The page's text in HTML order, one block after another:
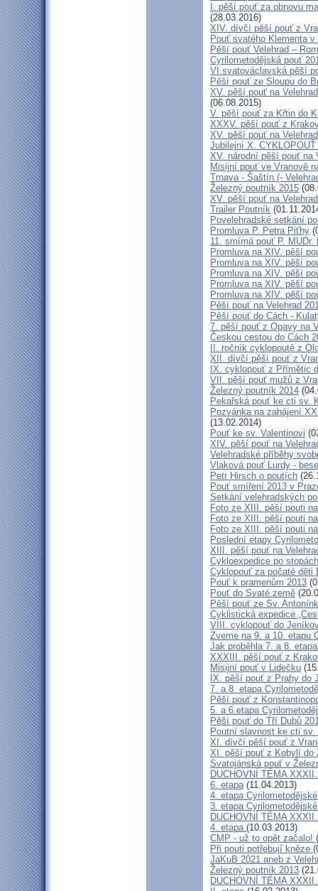
I. pěší pouť za obnovu
(28.03.2016)
XIV. dívčí pěší pouť z
Pouť svatého Klementa
Pěší pouť Velehrad –
Cyrilometodějská pouť
VI.svatováclavská pěší
Pěší pouť ze Sloupu do
XV. pěší pouť na
(06.08.2015)
V. pěší pouť za Křtin do
XXXV. pěší pouť z
XV. pěší pouť na
Jubilejní X.
XV. národní pěší pouť na
Misijní pouť ve Vranově
Trnava - Šaštín (-
Železný poutník 2015
XV. pěší pouť na
Trailer Poutník
Povelehradské setkání
Promluva P. Petra Piťhy
11. smírná pouť P.
Promluva na XIV. pěší
Promluva na XIV. pěší
Promluva na XIV. pěší
Promluva na XIV. pěší
Promluva na XIV. pěší
Pěší pouť na Velehrad
Pěší pouť do Cách -
7. pěší pouť z Opavy na
Českou cestou do Cách
II. ročník cyklopoutě z
XII. dívčí pěší pouť z
IX. cyklopouť z Přímětic
VII. pěší pouť mužů z
Železný poutník 2014
Pekařská pouť ke cti sv.
Pozvánka na zahájení
(13.02.2014)
Pouť ke sv. Valentinovi
XIV. pěší pouť na
Velehradské příběhy
Vlaková pouť Lurdy -
Petr Hirsch o poutích
Pouť smíření 2013 v
Setkání velehradských
Foto ze XIII. pěší pouti
Foto ze XIII. pěší pouti
Foto ze XIII. pěší pouti
Poslední etapy
XIII. pěší pouť na
Cykloexpedice po
Cyklopouť za počaté děti
Pouť k pramenům 2013
Pouť do Svaté země
Pěší pouť ze Sv.
Cyklistická expedice
VIII. cyklopouť do
Zveme na 9. a 10. etapu
Jak proběhla 7. a 8.
XXXIII. pěší pouť z
Misijní pouť v Lidečku
IX. pěší pouť z Prahy do
7. a 8. etapa
Pěší pouť z
5. a 6.etapa
Pěší pouť do Tří Dubů
Poutní slavnost ke cti sv.
XI. dívčí pěší pouť z
XI. pěší pouť z Kobylí do
Svatojánská pouť v
DUCHOVNÍ TÉMA
6. etapa(11.04.2013)
4. etapa
3. etapa
DUCHOVNÍ TÉMA
4. etapa (10.03.2013)
CMP - už to opět začalo!
Při pouti potřebují kněze
JaKuB 2021 aneb z
Železný poutník 2013
DUCHOVNÍ TÉMA